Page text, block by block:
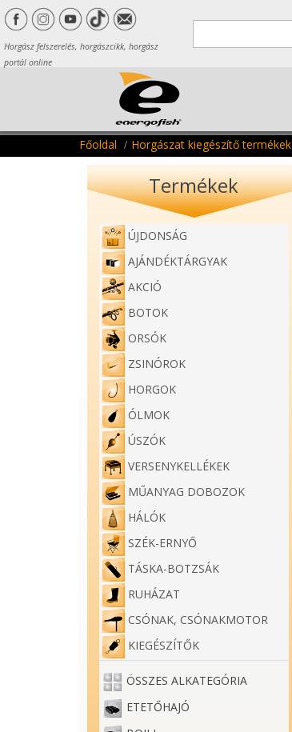
Horgász felszerelés, horgászcikk, horgász
portál online
Főoldal Horgászat kiegészítő termékek
Termékek
ÚJDONSÁG
AJÁNDÉKTÁRGYAK
AKCIÓ
BOTOK
ORSÓK
ZSINÓROK
HORGOK
ÓLMOK
ÚSZÓK
VERSENYKELLÉKEK
MŰANYAG DOBOZOK
HÁLÓK
SZÉK-ERNYŐ
TÁSKA-BOTZSÁK
RUHÁZAT
CSÓNAK, CSÓNAKMOTOR
KIEGÉSZÍTŐK
ÖSSZES ALKATEGÓRIA
ETETŐHAJÓ